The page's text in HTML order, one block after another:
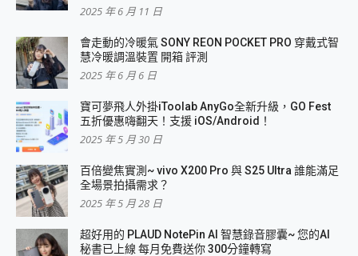
2025 年 6 月 11 日
會走動的冷暖氣 SONY REON POCKET PRO 穿戴式智
慧冷暖調溫裝置 開箱 評測
2025 年 6 月 6 日
寶可夢飛人外掛iToolab AnyGo全新升級，GO Fest
五折優惠嗨翻天！支援 iOS/Android！
2025 年 5 月 30 日
百倍變焦實測~ vivo X200 Pro 與 S25 Ultra 誰能滿足
全場景拍攝需求？
2025 年 5 月 28 日
超好用的 PLAUD NotePin AI 智慧錄音膠囊~ 您的AI
秘書已上線 每月免費送你 300分鐘轉寫